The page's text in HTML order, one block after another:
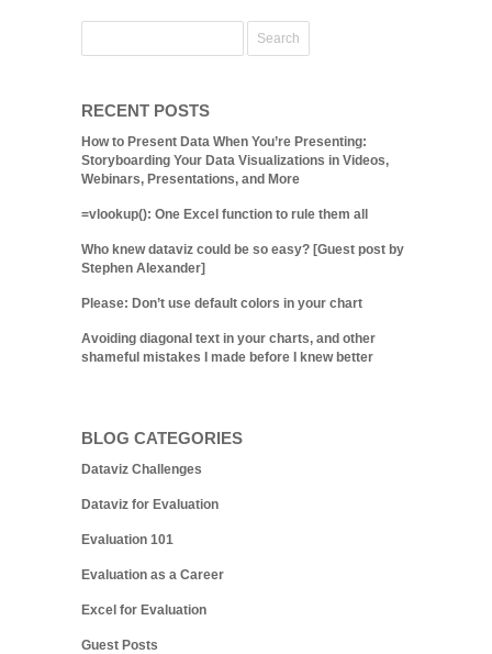
RECENT POSTS
How to Present Data When You’re Presenting:
Storyboarding Your Data Visualizations in Videos,
Webinars, Presentations, and More
=vlookup(): One Excel function to rule them all
Who knew dataviz could be so easy? [Guest post by
Stephen Alexander]
Please: Don’t use default colors in your chart
Avoiding diagonal text in your charts, and other
shameful mistakes I made before I knew better
BLOG CATEGORIES
Dataviz Challenges
Dataviz for Evaluation
Evaluation 101
Evaluation as a Career
Excel for Evaluation
Guest Posts